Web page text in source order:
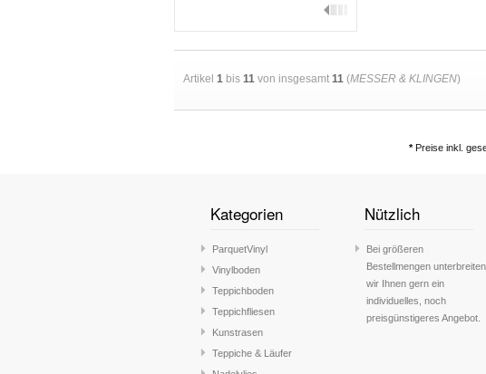
Artikel 1 bis 11 von insgesamt 11 (MESSER & KLINGEN)
*Preise inkl.
Kategorien
ParquetVinyl
Vinylboden
Teppichboden
Teppichfliesen
Kunstrasen
Teppiche & Läufer
Nützlich
Bei größeren
Bestellmengen unterbreiten
wir Ihnen gern ein
individuelles, noch
preisgünstigeres Angebot.